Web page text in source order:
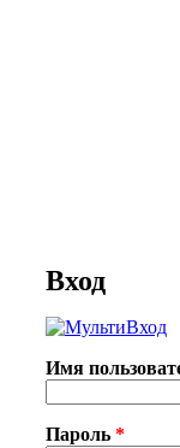
Вход
Имя
Пароль *